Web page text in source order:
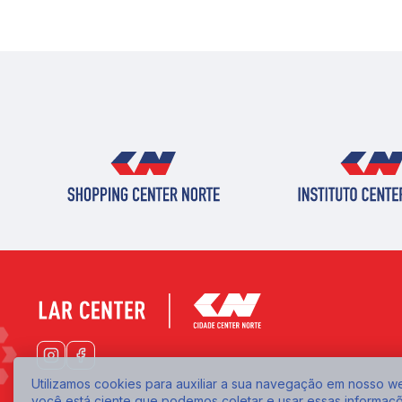
Utilizamos cookies para auxiliar a sua navegação em nosso